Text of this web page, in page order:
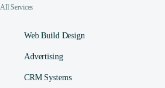
All Services
Web Build Design
Advertising
CRM Systems